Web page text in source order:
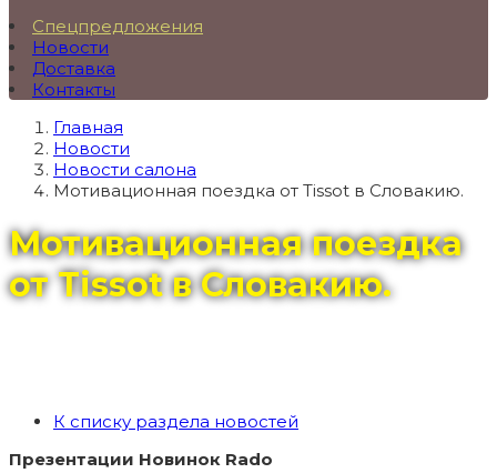
Спецпредложения
Новости
Доставка
Контакты
Главная
Новости
Новости салона
Мотивационная поездка от Tissot в Словакию.
Мотивационная поездка
от Tissot в Словакию.
К списку раздела новостей
Презентации Новинок Rado